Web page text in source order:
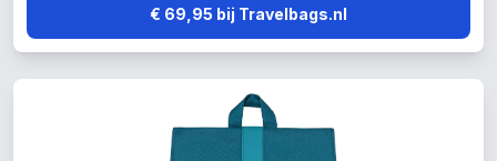
€ 69,95 bij Travelbags.nl